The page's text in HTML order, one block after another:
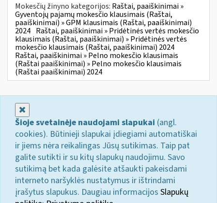
Mokesčių žinyno kategorijos: Raštai, paaiškinimai »
Gyventojų pajamų mokesčio klausimais (Raštai,
paaiškinimai) » GPM klausimais (Raštai, paaiškinimai)
2024 Raštai, paaiškinimai » Pridėtinės vertės mokesčio
klausimais (Raštai, paaiškinimai) » Pridėtinės vertės
mokesčio klausimais (Raštai, paaiškinimai) 2024
Raštai, paaiškinimai » Pelno mokesčio klausimais
(Raštai paaiškinimai) » Pelno mokesčio klausimais
(Raštai paaiškinimai) 2024
Šioje svetainėje naudojami slapukai (angl.
cookies). Būtinieji slapukai įdiegiami automatiškai
ir jiems nėra reikalingas Jūsų sutikimas. Taip pat
galite sutikti ir su kitų slapukų naudojimu. Savo
sutikimą bet kada galėsite atšaukti pakeisdami
interneto naršyklės nustatymus ir ištrindami
įrašytus slapukus. Daugiau informacijos Slapukų